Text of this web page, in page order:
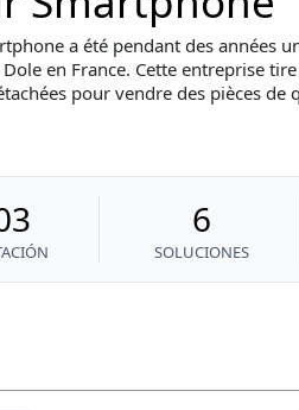
a été pendant des années
en France. Cette entreprise
pour vendre des pièces de
6
SOLUCIONES